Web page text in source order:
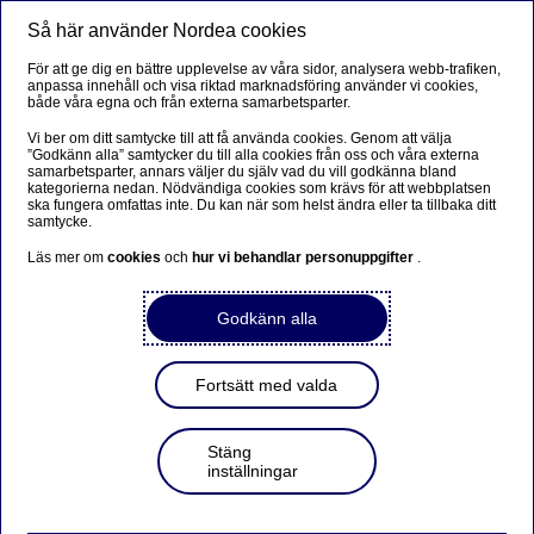
Räkna på avkastning: Se hur
företagets kapital kan växa
med vår sparkalkylator
Hur mycket kapitalet växer beror på summan du
placerar, hur länge och hur hög avkastning placeringen
ger. Testa vår sparkalkylator för att räkna olika
avkastning. Vill du placera företagets kapital kan du
enkelt få hjälp via Fondväljaren eller av en av våra
Placera via Fondväljaren
Så här använder Nordea cookies
För att ge dig en bättre upplevelse av våra sidor, analysera webb-trafiken,
anpassa innehåll och visa riktad marknadsföring använder vi cookies,
både våra egna och från externa samarbetsparter.
Vi ber om ditt samtycke till att få använda cookies. Genom att välja
”Godkänn alla” samtycker du till alla cookies från oss och våra externa
samarbetsparter, annars väljer du själv vad du vill godkänna bland
kategorierna nedan. Nödvändiga cookies som krävs för att webbplatsen
ska fungera omfattas inte. Du kan när som helst ändra eller ta tillbaka ditt
samtycke.
Läs mer omcookiesoch hur vi behandlar personuppgifter .
Godkänn alla
Fortsätt med valda
Stäng
inställningar